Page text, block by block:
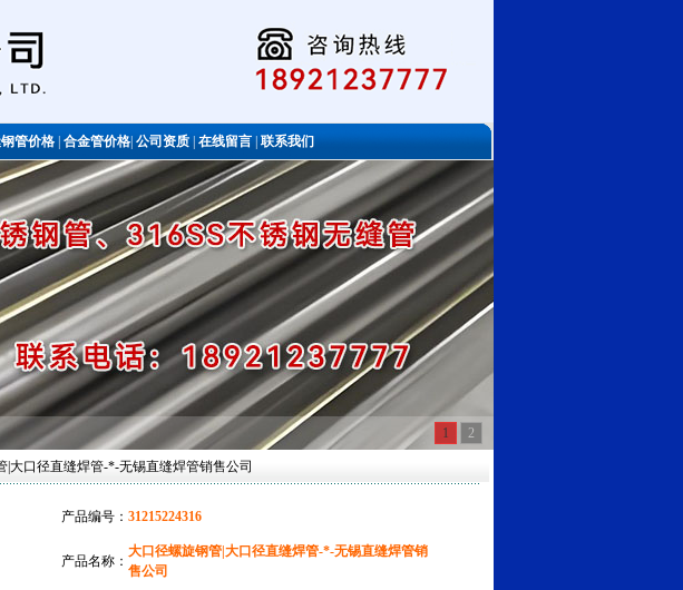
管价格合金管价格公司资质在线留言|联系我们
1 2
|大口径直缝焊管-*-无锡直缝焊管销售公司
产品编号： 31215224316
产品名称：
大口径螺旋钢管|大口径直缝焊管-*-无锡直缝焊管销
售公司